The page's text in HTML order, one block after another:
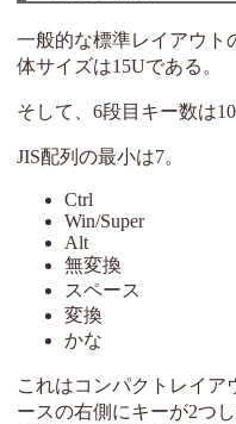
一般的な標準レイアウト
体サイズは15Uである。
そして、6段目キー数は
JIS配列の最小は7。
Ctrl
Win/Super
Alt
無変換
スペース
変換
かな
これはコンパクトレイア
ースの右側にキーが2つ